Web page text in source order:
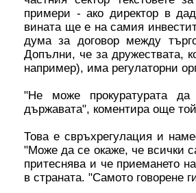
примери - ако директор в
вината ще е на самия
дума за договор между
Допълни, че за дружествата,
например), има регулаторни
"Не може прокуратурата да
държавата", коментира още
Това е свръхрегулация и
"Може да се окаже, че всички
притеснява и че приемането
в страната. "Самото говорене